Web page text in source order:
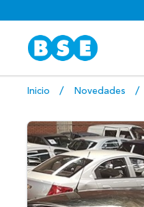
Inicio Novedades